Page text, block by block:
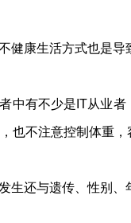
健康生活方式也是导
中有不少是IT从业
也不注意控制体重，
生还与遗传、性别、